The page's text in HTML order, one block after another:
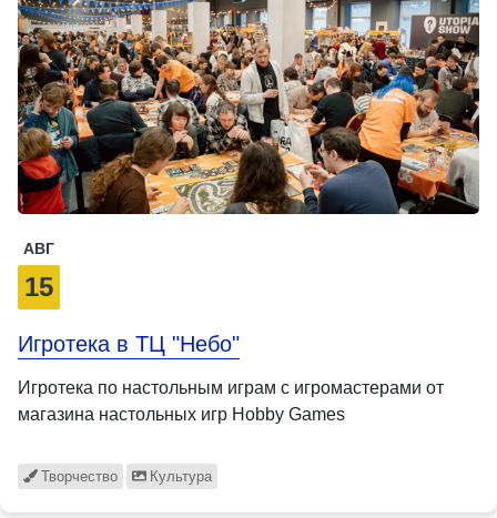
АВГ
15
Игротека в ТЦ "Небо"
Игротека по настольным играм с игромастерами от
магазина настольных игр Hobby Games
Творчество Культура